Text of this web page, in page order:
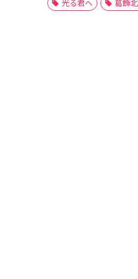
光る君へ
葛飾